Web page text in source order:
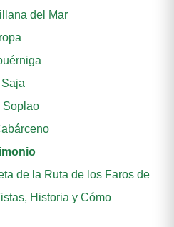
del Mar
Soplao
de la Ruta de los Faros de
Historia y Cómo